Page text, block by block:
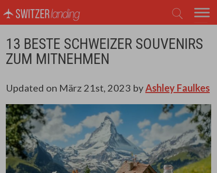
Hauptnavigation
13 BESTE SCHWEIZER SOUVENIRS
ZUM MITNEHMEN
Updated on März 21st, 2023 byAshley Faulkes